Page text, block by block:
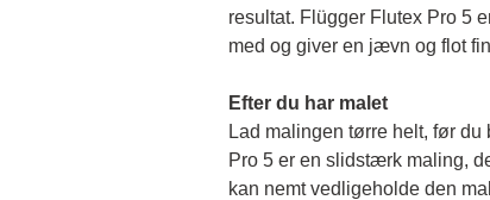
resultat. Flügger Flutex Pro 5
med og giver en jævn og flot
Efter du har malet
Lad malingen tørre helt, før
Pro 5 er en slidstærk maling,
kan nemt vedligeholde den